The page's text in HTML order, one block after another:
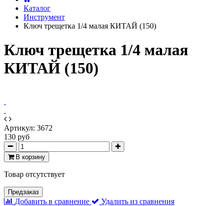
Каталог
Инструмент
Ключ трещетка 1/4 малая КИТАЙ (150)
Ключ трещетка 1/4 малая
КИТАЙ (150)
Артикул: 3672
130 руб
В корзину
Товар отсутствует
Предзаказ
Добавить в сравнение Удалить из сравнения